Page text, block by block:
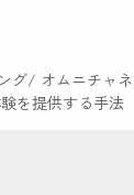
グ
オムニチャ
を提供する手法